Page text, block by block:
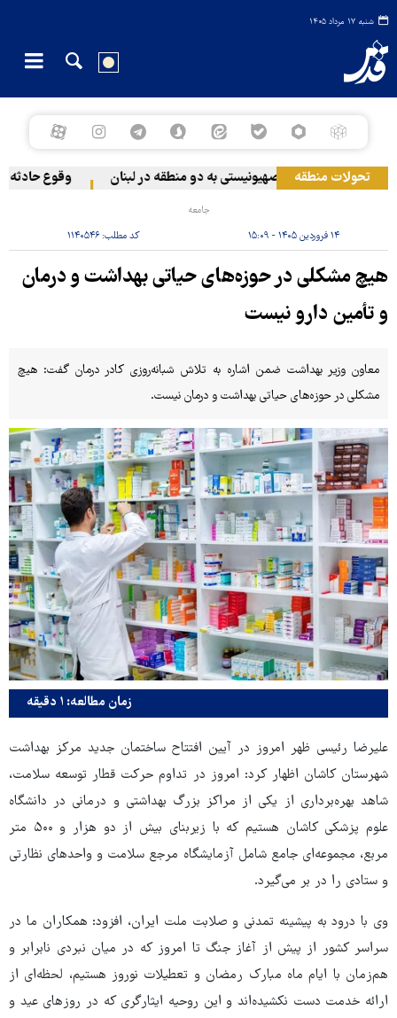
شنبه ۱۷ مرداد ۱۴۰۵
تحولات منطقه
حمله رژیم صهیونیستی به دو منطقه در لبنان وقوع حادثه
جامعه
۱۴ فروردین ۱۴۰۵ - ۱۵:۰۹ کد مطلب: ۱۱۴۰۵۴۶
هیچ مشکلی در حوزه‌های حیاتی بهداشت و درمان
و تأمین دارو نیست
معاون وزیر بهداشت ضمن اشاره به تلاش شبانه‌روزی کادر درمان گفت: هیچ
مشکلی در حوزه‌های حیاتی بهداشت و درمان نیست.
زمان مطالعه: ۱ دقیقه
علیرضا رئیسی ظهر امروز در آیین افتتاح ساختمان جدید مرکز بهداشت
شهرستان کاشان اظهار کرد: امروز در تداوم حرکت قطار توسعه سلامت،
شاهد بهره‌برداری از یکی از مراکز بزرگ بهداشتی و درمانی در دانشگاه
علوم پزشکی کاشان هستیم که با زیربنای بیش از دو هزار و ۵۰۰ متر
مربع، مجموعه‌ای جامع شامل آزمایشگاه مرجع سلامت و واحدهای نظارتی
و ستادی را در بر می‌گیرد.
وی با درود به پیشینه تمدنی و صلابت ملت ایران، افزود: همکاران ما در
سراسر کشور از پیش از آغاز جنگ تا امروز که در میان نبردی نابرابر و
هم‌زمان با ایام ماه مبارک رمضان و تعطیلات نوروز هستیم، لحظه‌ای از
ارائه خدمت دست نکشیده‌اند و این روحیه ایثارگری که در روزهای عید و